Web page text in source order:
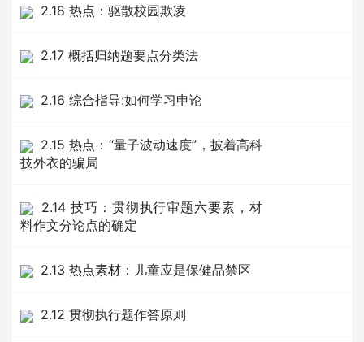
2.18 热点：驱散校园欺凌
2.17 概括归纳题要点分类法
2.16 综合指导:如何学习申论
2.15 热点：“量子波动速度”，披着高科
技外衣的骗局
2.14 技巧：贯彻执行审题六要素，材
料作文分论点的确定
2.13 热点素材：儿童应是保健品禁区
2.12 贯彻执行题作答原则